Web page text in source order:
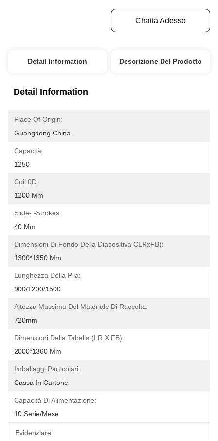
Chatta Adesso
Detail Information Descrizione Del Prodotto
Detail Information
Place Of Origin:
Guangdong,China
Capacità:
1250
Coil 0D:
1200 Mm
Slide- -strokes:
40 Mm
Dimensioni Di Fondo Della Diapositiva CLRxFB):
1300*1350 Mm
Lunghezza Della Pila:
900/1200/1500
Altezza Massima Del Materiale Di Raccolta:
720mm
Dimensioni Della Tabella (LR X FB):
2000*1360 Mm
Imballaggi Particolari:
Cassa In Cartone
Capacità Di Alimentazione:
10 Serie/mese
Evidenziare: